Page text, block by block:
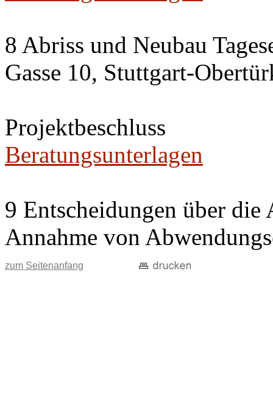
8 Abriss und Neubau
Gasse 10, Stuttgart-
Projektbeschluss
Beratungsunterlagen
9 Entscheidungen über
Annahme von
zum Seitenanfang